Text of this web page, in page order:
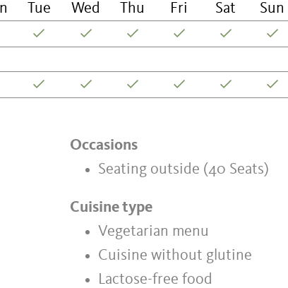
Tue Wed Thu Fri Sat Sun
Occasions
Seating outside (40 Seats)
Cuisine type
Vegetarian menu
Cuisine without glutine
Lactose-free food